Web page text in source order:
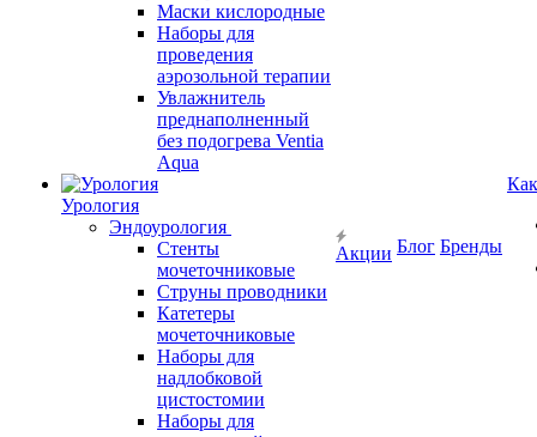
Маски кислородные
Наборы для
проведения
аэрозольной терапии
Увлажнитель
преднаполненный
без подогрева Ventia
Aqua
Урология
Эндоурология
Стенты
мочеточниковые
Струны проводники
Катетеры
мочеточниковые
Наборы для
надлобковой
цистостомии
Наборы для
Акции Блог Бренды